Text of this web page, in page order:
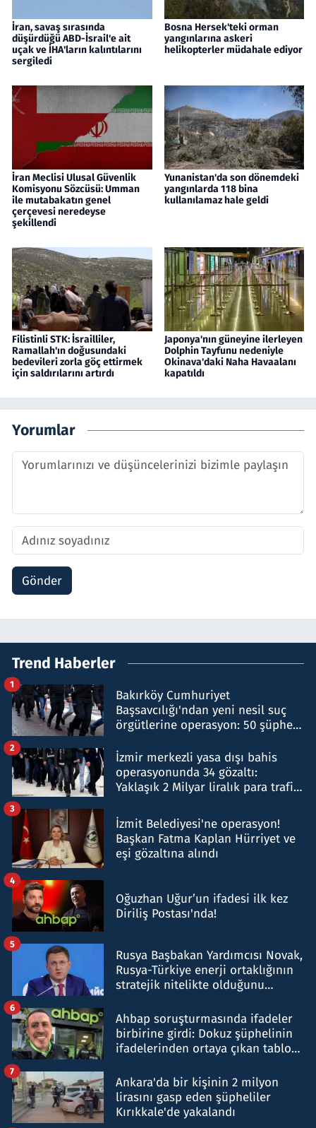
İran, savaş sırasında
düşürdüğü ABD-İsrail'e ait
uçak ve İHA'ların kalıntılarını
sergiledi
Bosna Hersek'teki orman
yangınlarına askeri
helikopterler müdahale ediyor
İran Meclisi Ulusal Güvenlik
Komisyonu Sözcüsü: Umman
ile mutabakatın genel
çerçevesi neredeyse
şekillendi
Yunanistan'da son dönemdeki
yangınlarda 118 bina
kullanılamaz hale geldi
Filistinli STK: İsrailliler,
Ramallah'ın doğusundaki
bedevileri zorla göç ettirmek
için saldırılarını artırdı
Japonya'nın güneyine ilerleyen
Dolphin Tayfunu nedeniyle
Okinava'daki Naha Havaalanı
kapatıldı
Yorumlar
Gönder
Trend Haberler
Bakırköy Cumhuriyet
Başsavcılığı'ndan yeni nesil suç
örgütlerine operasyon: 50 şüpheli
1
İzmir merkezli yasa dışı bahis
operasyonunda 34 gözaltı:
Yaklaşık 2 Milyar liralık para trafiği
2
İzmit Belediyesi'ne operasyon!
Başkan Fatma Kaplan Hürriyet ve
eşi gözaltına alındı
3
Oğuzhan Uğur’un ifadesi ilk kez
Diriliş Postası'nda!
4
Rusya Başbakan Yardımcısı Novak,
Rusya-Türkiye enerji ortaklığının
stratejik nitelikte olduğunu
5
Ahbap soruşturmasında ifadeler
birbirine girdi: Dokuz şüphelinin
ifadelerinden ortaya çıkan tablo
6
Ankara'da bir kişinin 2 milyon
lirasını gasp eden şüpheliler
Kırıkkale'de yakalandı
7